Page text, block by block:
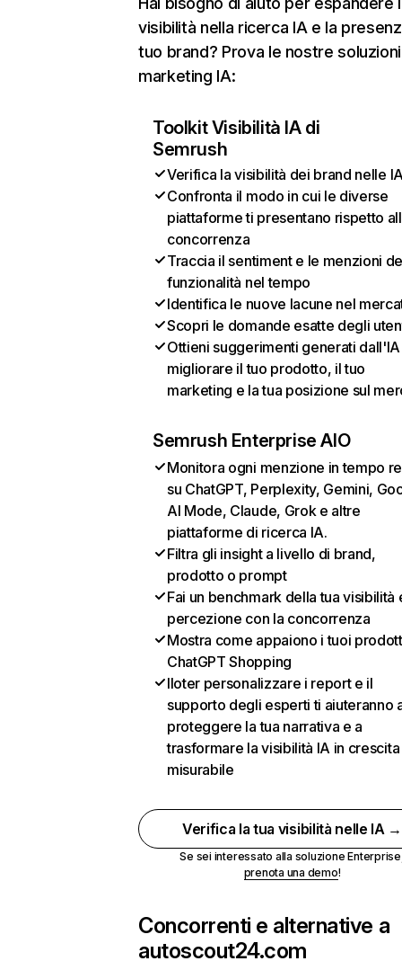
visibilità nella ricerca IA e la
tuo brand? Prova le nostre
marketing IA:
Toolkit Visibilità IA di
Semrush
Verifica la visibilità dei brand nelle
Confronta il modo in cui le diverse
piattaforme ti presentano rispetto
concorrenza
Traccia il sentiment e le menzioni
funzionalità nel tempo
Identifica le nuove lacune nel
Scopri le domande esatte degli
Ottieni suggerimenti generati
migliorare il tuo prodotto, il tuo
marketing e la tua posizione sul
Semrush Enterprise AIO
Monitora ogni menzione in tempo
su ChatGPT, Perplexity, Gemini,
AI Mode, Claude, Grok e altre
piattaforme di ricerca IA.
Filtra gli insight a livello di brand,
prodotto o prompt
Fai un benchmark della tua visibilità
percezione con la concorrenza
Mostra come appaiono i tuoi
ChatGPT Shopping
Iloter personalizzare i report e il
supporto degli esperti ti aiuteranno
proteggere la tua narrativa e a
trasformare la visibilità IA in crescita
misurabile
Verifica la tua visibilità nelle IA →
Se sei interessato alla soluzione
prenota una demo!
Concorrenti e alternative a
autoscout24.com